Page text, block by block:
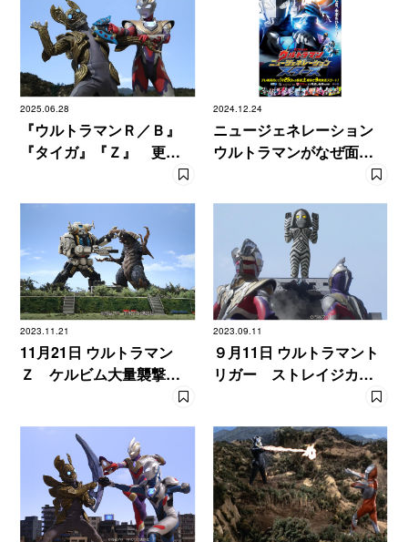
2025.06.28
『ウルトラマンＲ／Ｂ』
『タイガ』『Ｚ』 更新
2024.12.24
ニュージェネレーション
ウルトラマンがなぜ面白
2023.11.21
11月21日 ウルトラマン
Ｚ ケルビム大量襲撃で
2023.09.11
９月11日 ウルトラマント
リガー ストレイジカス
タムがダダに乗っ取られ